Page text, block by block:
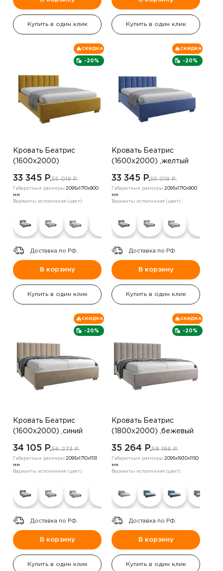
Купить в один клик Купить в один клик
-20%
СКИДКА
Кровать Беатрис
(1600х2000)
33 345 P.55 019 P.
Габаритные размеры:2095х1710х900
мм
Варианты исполнения (цвет):
Доставка по РФ.
В корзину
Купить в один клик
-20%
СКИДКА
Кровать Беатрис
(1600х2000) ,желтый
33 345 P.55 019 P.
Габаритные размеры:2095х1710х900
мм
Варианты исполнения (цвет):
Доставка по РФ.
В корзину
Купить в один клик
-20%
СКИДКА
Кровать Беатрис
(1600х2000) ,синий
34 105 P.56 273 P.
Габаритные размеры:2095х1710х1151
мм
Варианты исполнения (цвет):
Доставка по РФ.
В корзину
Купить в один клик
-20%
СКИДКА
Кровать Беатрис
(1800х2000) ,бежевый
35 264 P.58 186 P.
Габаритные размеры:2095х1930х1150
мм
Варианты исполнения (цвет):
Доставка по РФ.
В корзину
Купить в один клик